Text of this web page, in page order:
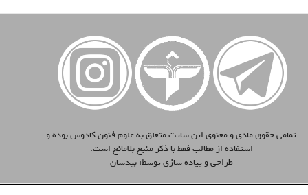
تمامی حقوق مادی و معنوی این سایت متعلق به علوم فنون کادوس بوده و
استفاده از مطالب فقط با ذکر منبع بلامانع است.
طراحی و پیاده سازی توسط:بیدسان